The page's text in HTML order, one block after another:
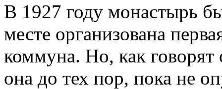
В 1927 году монастырь
месте организована
коммуна. Но, как
она до тех пор, пока не